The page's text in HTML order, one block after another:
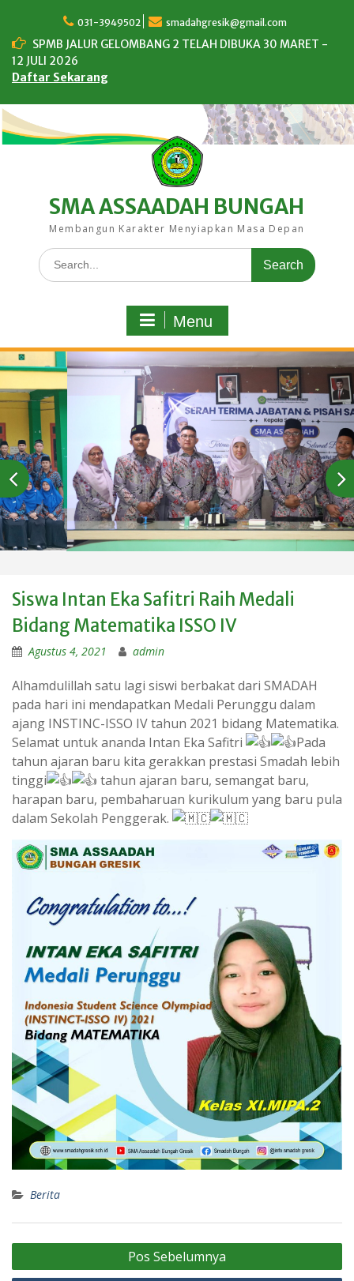
content
031-3949502 smadahgresik@gmail.com
SPMB JALUR GELOMBANG 2 TELAH DIBUKA 30 MARET -
12 JULI 2026
Daftar Sekarang
SMA ASSAADAH BUNGAH
Membangun Karakter Menyiapkan Masa Depan
Search
for:
Menu
Siswa Intan Eka Safitri Raih Medali
Bidang Matematika ISSO IV
Agustus 4, 2021 admin
Alhamdulillah satu lagi siswi berbakat dari SMADAH
pada hari ini mendapatkan Medali Perunggu dalam
ajang INSTINC-ISSO IV tahun 2021 bidang Matematika.
Selamat untuk ananda Intan Eka Safitri
Pada
tahun ajaran baru kita gerakkan prestasi Smadah lebih
tinggi
tahun ajaran baru, semangat baru,
harapan baru, pembaharuan kurikulum yang baru pula
dalam Sekolah Penggerak.
Berita
Navigasi
pos
Pos Sebelumnya